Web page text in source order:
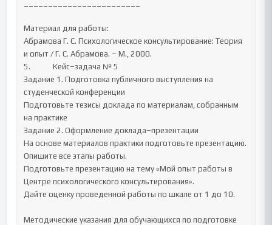
Материал для работы:
Абрамова Г. С. Психологическое консультирование: Теория
и опыт / Г. С. Абрамова. – М., 2000.
5.		Кейс–задача № 5
Задание 1. Подготовка публичного выступления на
студенческой конференции
Подготовьте тезисы доклада по материалам, собранным
на практике
Задание 2. Оформление доклада–презентации
На основе материалов практики подготовьте презентацию.
Опишите все этапы работы.
Подготовьте презентацию на тему «Мой опыт работы в
Центре психологического консультирования».
Дайте оценку проведенной работы по шкале от 1 до 10.
Методические указания для обучающихся по подготовке